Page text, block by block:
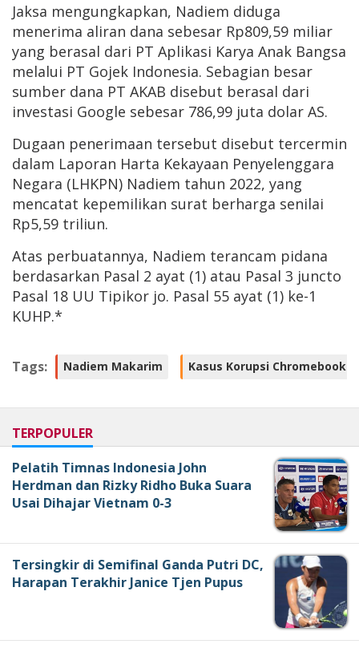
Jaksa mengungkapkan, Nadiem diduga
menerima aliran dana sebesar Rp809,59 miliar
yang berasal dari PT Aplikasi Karya Anak Bangsa
melalui PT Gojek Indonesia. Sebagian besar
sumber dana PT AKAB disebut berasal dari
investasi Google sebesar 786,99 juta dolar AS.
Dugaan penerimaan tersebut disebut tercermin
dalam Laporan Harta Kekayaan Penyelenggara
Negara (LHKPN) Nadiem tahun 2022, yang
mencatat kepemilikan surat berharga senilai
Rp5,59 triliun.
Atas perbuatannya, Nadiem terancam pidana
berdasarkan Pasal 2 ayat (1) atau Pasal 3 juncto
Pasal 18 UU Tipikor jo. Pasal 55 ayat (1) ke-1
KUHP.*
Tags: Nadiem Makarim Kasus Korupsi Chromebook
TERPOPULER
Pelatih Timnas Indonesia John
Herdman dan Rizky Ridho Buka Suara
Usai Dihajar Vietnam 0-3
Tersingkir di Semifinal Ganda Putri DC,
Harapan Terakhir Janice Tjen Pupus